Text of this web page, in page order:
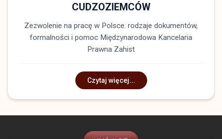
CUDZOZIEMCÓW
Zezwolenie na pracę w Polsce: rodzaje dokumentów,
formalności i pomoc Międzynarodowa Kancelaria
Prawna Zahist
Czytaj więcej...